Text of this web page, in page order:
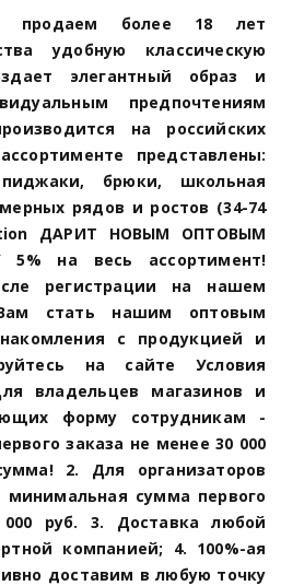
более 18 лет
удобную классическую
элегантный образ и
предпочтениям
на российских
представлены:
брюки, школьная
рядов и ростов (34-74
ДАРИТ НОВЫМ ОПТОВЫМ
5% на весь ассортимент!
регистрации на нашем
стать нашим оптовым
с продукцией и
на сайте Условия
владельцев магазинов и
форму сотрудникам -
заказа не менее 30 000
2. Для организаторов
минимальная сумма первого
руб. 3. Доставка любой
компанией; 4. 100%-ая
доставим в любую точку